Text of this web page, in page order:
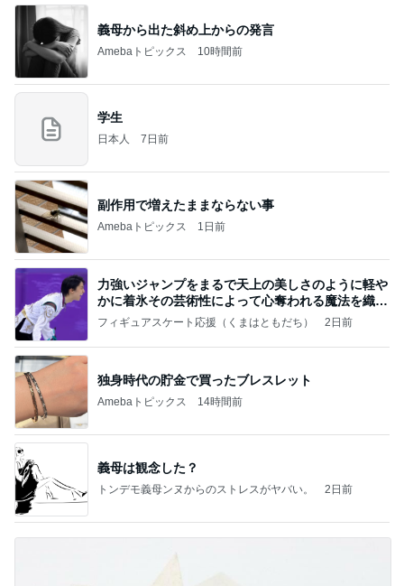
義母から出た斜め上からの発言
Amebaトピックス 10時間前
学生
日本人 7日前
副作用で増えたままならない事
Amebaトピックス 1日前
力強いジャンプをまるで天上の美しさのように軽や
かに着氷その芸術性によって心奪われる魔法を織り
なす
フィギュアスケート応援（くまはともだち） 2日前
独身時代の貯金で買ったブレスレット
Amebaトピックス 14時間前
義母は観念した？
トンデモ義母ンヌからのストレスがヤバい。 2日前